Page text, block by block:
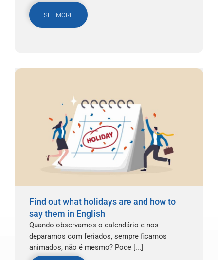
SEE MORE
Find out what holidays are and how to
say them in English
Quando observamos o calendário e nos
deparamos com feriados, sempre ficamos
animados, não é mesmo? Pode [...]